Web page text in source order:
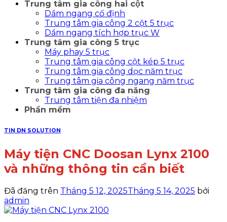
Trung tâm gia công hai cột
Dầm ngang cố định
Trung tâm gia công 2 cột 5 trục
Dầm ngang tích hợp trục W
Trung tâm gia công 5 trục
Máy phay 5 trục
Trung tâm gia công cột kép 5 trục
Trung tâm gia công dọc năm trục
Trung tâm gia công ngang năm trục
Trung tâm gia công đa năng
Trung tâm tiện đa nhiệm
Phần mềm
TIN DN SOLUTION
Máy tiện CNC Doosan Lynx 2100
và những thông tin cần biết
Đã đăng trên Tháng 5 12, 2025Tháng 5 14, 2025 bởi
admin